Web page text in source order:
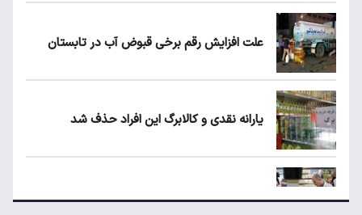
علت افزایش رقم برخی قبوض آب در تابستان
یارانه نقدی و کالابرگ این افراد حذف شد
مرغ گران می‌شود